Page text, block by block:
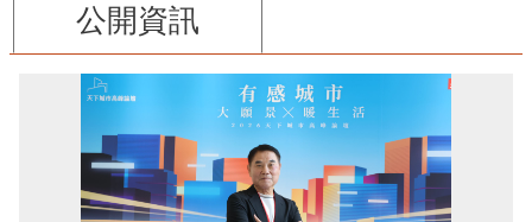
公開資訊